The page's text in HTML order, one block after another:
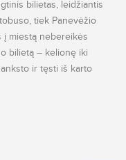
bilietas, leidžiantis
tiek Panevėžio
į miestą nebereikės
bilietą – kelionę iki
ir tęsti iš karto